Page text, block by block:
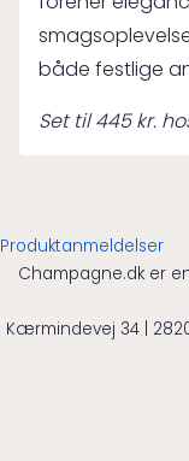
både festlige
Set til 445 kr.
Produktanmeldelser
Champagne.dk er
Kærmindevej 34 |